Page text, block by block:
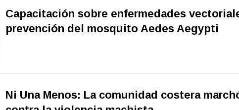
Capacitación sobre enfermedades
prevención del mosquito Aedes Aegypti
Ni Una Menos: La comunidad costera